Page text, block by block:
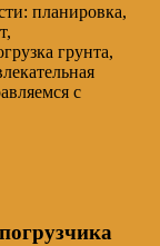
планировка,
грунта,
с